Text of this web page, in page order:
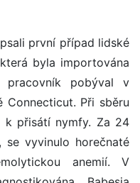
první případ lidské
byla importována
pobýval v
Connecticut. Při sběru
k přisátí nymfy. Za 24
vyvinulo horečnaté
anemií. V